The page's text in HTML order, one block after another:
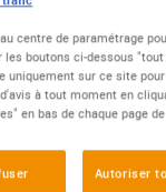
accéder aux
années, le
dans nos
se bat pour que
centre de paramétrage
les boutons ci-dessous
uniquement sur ce site
à tout moment en
en bas de chaque page
Autoriser